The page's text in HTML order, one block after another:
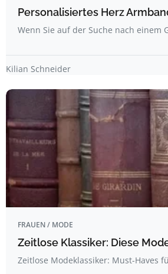
Personalisiertes Herz
Wenn Sie auf der Suche nach einem
Kilian Schneider
FRAUEN / MODE
Zeitlose Klassiker: Diese
Zeitlose Modeklassiker: Must-Haves